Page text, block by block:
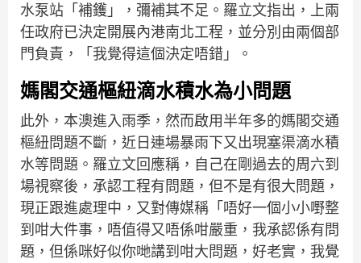
水泵站「補鑊」，彌補其不足。羅立文指出，上兩
任政府已決定開展內港南北工程，並分別由兩個部
門負責，「我覺得這個決定唔錯」。
媽閣交通樞紐滴水積水為小問題
此外，本澳進入雨季，然而啟用半年多的媽閣交通
樞紐問題不斷，近日連場暴雨下又出現塞渠滴水積
水等問題。羅立文回應稱，自己在剛過去的周六到
場視察後，承認工程有問題，但不是有很大問題，
現正跟進處理中，又對傳媒稱「唔好一個小小嘢整
到咁大件事，唔值得又唔係咁嚴重，我承認係有問
題，但係咪好似你哋講到咁大問題，好老實，我覺